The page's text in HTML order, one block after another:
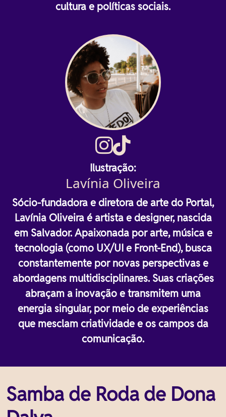
cultura e políticas sociais.
Ilustração:
Lavínia Oliveira
Sócio-fundadora e diretora de arte do Portal,
Lavínia Oliveira é artista e designer, nascida
em Salvador. Apaixonada por arte, música e
tecnologia (como UX/UI e Front-End), busca
constantemente por novas perspectivas e
abordagens multidisciplinares. Suas criações
abraçam a inovação e transmitem uma
energia singular, por meio de experiências
que mesclam criatividade e os campos da
comunicação.
Samba de Roda de Dona